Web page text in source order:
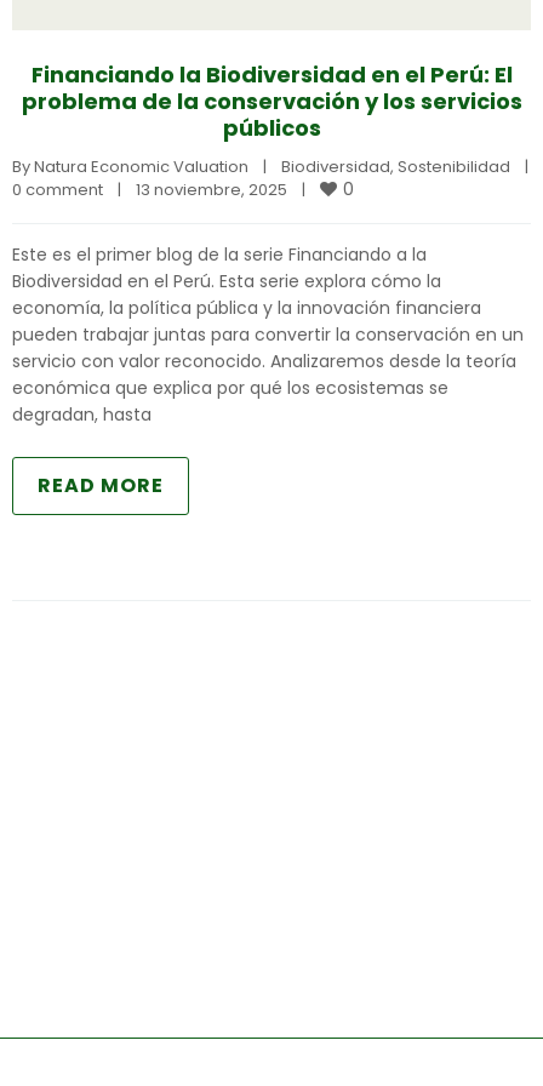
Financiando la Biodiversidad en el Perú: El
problema de la conservación y los servicios
públicos
By Natura Economic Valuation | Biodiversidad, Sostenibilidad
|
0 comment
| 13 noviembre, 2025 | 0
Este es el primer blog de la serie Financiando a la
Biodiversidad en el Perú. Esta serie explora cómo la
economía, la política pública y la innovación financiera
pueden trabajar juntas para convertir la conservación en un
servicio con valor reconocido. Analizaremos desde la teoría
económica que explica por qué los ecosistemas se
degradan, hasta
READ MORE